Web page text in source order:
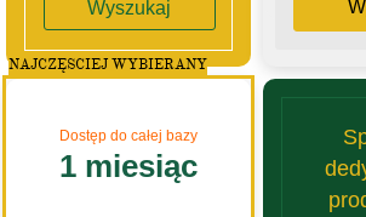
Wyszukaj
Dostęp do całej bazy
1 miesiąc
NAJCZĘSCIEJ WYBIERANY